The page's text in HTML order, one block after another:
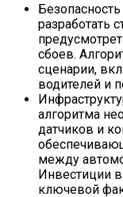
разработать
сбоев.
сценарии,
водителей и
алгоритма
датчиков и
между
Инвестиции
ключевой